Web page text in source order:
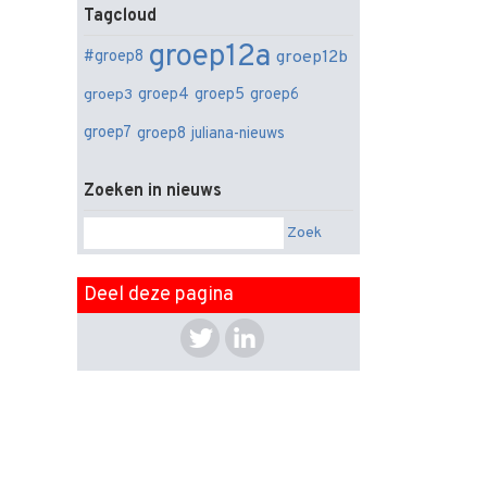
Tagcloud
#groep8 groep12a groep12b
groep3 groep4 groep5 groep6
groep7 groep8 juliana-nieuws
Zoeken in nieuws
Zoek
Deel deze pagina